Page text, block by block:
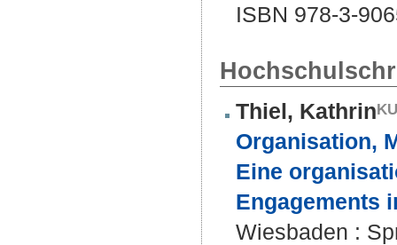
ISBN 978-3-
Thiel, Kathrin
Organisation,
Eine
Engagements
Wiesbaden :